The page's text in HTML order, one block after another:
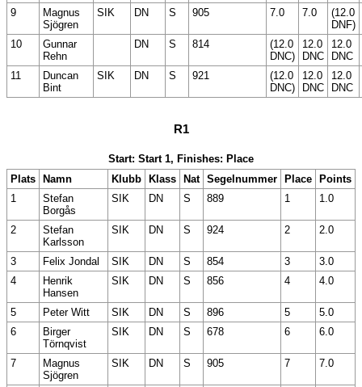
9
Magnus
Sjögren
SIK DN S 905 7.0 7.0
(12.0
DNF)
10
Gunnar
Rehn
DN S 814
(12.0
DNC)
12.0
DNC
12.0
DNC
11
Duncan
Bint
SIK DN S 921
(12.0
DNC)
12.0
DNC
12.0
DNC
R1
Start: Start 1, Finishes: Place
Plats
Namn Klubb Klass Nat Segelnummer Place
Points
1
Stefan
Borgås
SIK DN S 889 1 1.0
2
Stefan
Karlsson
SIK DN S 924 2 2.0
3 Felix Jondal SIK DN S 854 3
3.0
4
Henrik
Hansen
SIK DN S 856 4 4.0
5 Peter Witt SIK DN S 896 5
5.0
6
Birger
Törnqvist
SIK DN S 678 6 6.0
7
Magnus
Sjögren
SIK DN S 905 7 7.0